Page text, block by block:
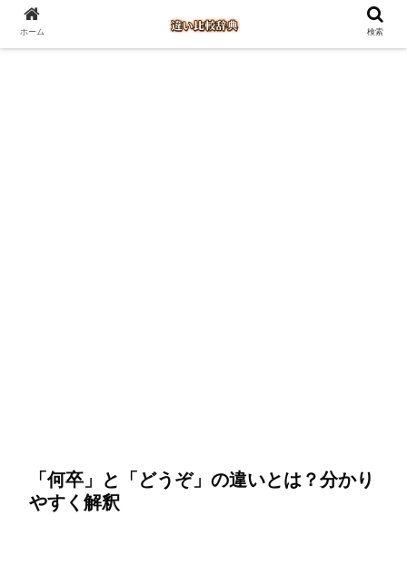
「何卒」と「どうぞ」の違いとは？分かり
やすく解釈
ホーム 検索